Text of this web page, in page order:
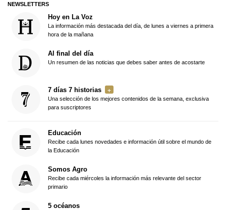
NEWSLETTERS
Hoy en La Voz
La información más destacada del día, de lunes a viernes a primera
hora de la mañana
Al final del día
Un resumen de las noticias que debes saber antes de acostarte
7 días 7 historias
Una selección de los mejores contenidos de la semana, exclusiva
para suscriptores
Educación
Recibe cada lunes novedades e información útil sobre el mundo de
la Educación
Somos Agro
Recibe cada miércoles la información más relevante del sector
primario
5 océanos